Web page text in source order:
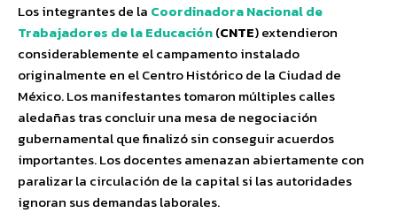
Los integrantes de la Coordinadora Nacional de
Trabajadores de la Educación(CNTE) extendieron
considerablemente el campamento instalado
originalmente en el Centro Histórico de la Ciudad de
México. Los manifestantes tomaron múltiples calles
aledañas tras concluir una mesa de negociación
gubernamental que finalizó sin conseguir acuerdos
importantes. Los docentes amenazan abiertamente con
paralizar la circulación de la capital si las autoridades
ignoran sus demandas laborales.